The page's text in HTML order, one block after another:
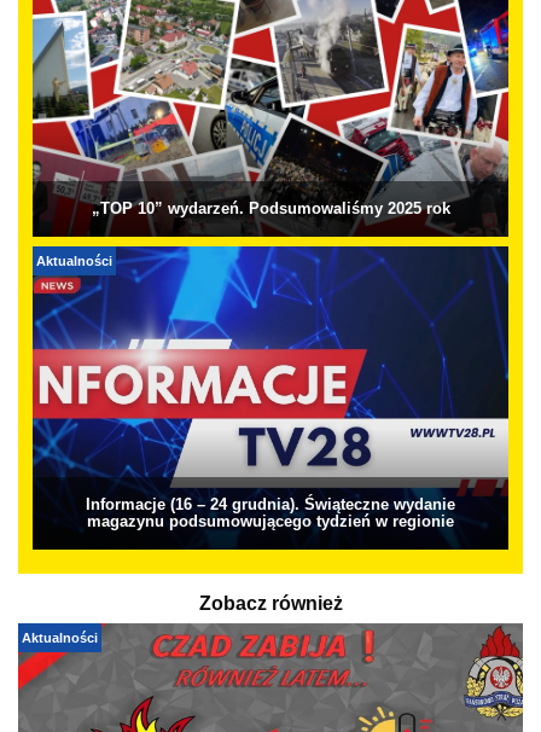
„TOP 10” wydarzeń. Podsumowaliśmy 2025 rok
Aktualności
Informacje (16 – 24 grudnia). Świąteczne wydanie
magazynu podsumowującego tydzień w regionie
Zobacz również
Aktualności